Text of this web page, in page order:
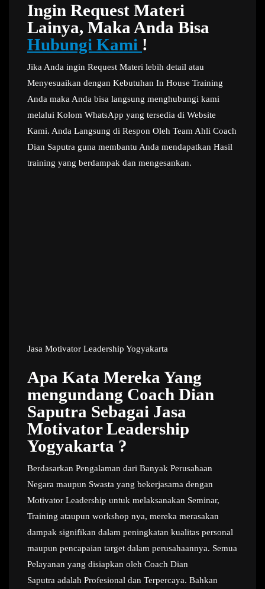
Ingin Request Materi
Lainya, Maka Anda Bisa
Hubungi Kami !
Jika Anda ingin Request Materi lebih detail atau
Menyesuaikan dengan Kebutuhan In House Training
Anda maka Anda bisa langsung menghubungi kami
melalui Kolom WhatsApp yang tersedia di Website
Kami. Anda Langsung di Respon Oleh Team Ahli Coach
Dian Saputra guna membantu Anda mendapatkan Hasil
training yang berdampak dan mengesankan.
Jasa Motivator Leadership Yogyakarta
Apa Kata Mereka Yang
mengundang Coach Dian
Saputra Sebagai Jasa
Motivator Leadership
Yogyakarta ?
Berdasarkan Pengalaman dari Banyak Perusahaan
Negara maupun Swasta yang bekerjasama dengan
Motivator Leadership untuk melaksanakan Seminar,
Training ataupun workshop nya, mereka merasakan
dampak signifikan dalam peningkatan kualitas personal
maupun pencapaian target dalam perusahaannya. Semua
Pelayanan yang disiapkan oleh Coach Dian
Saputra adalah Profesional dan Terpercaya. Bahkan